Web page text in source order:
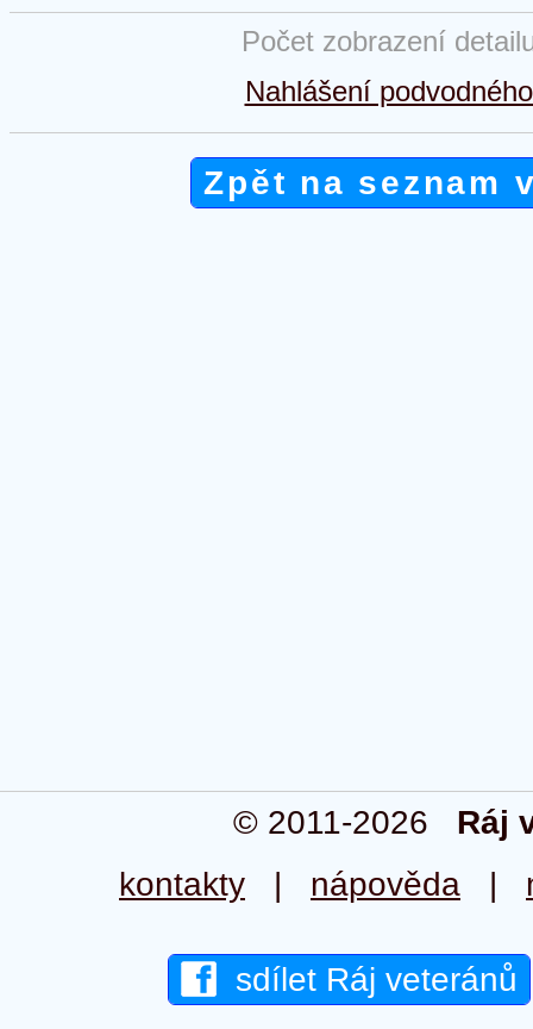
Počet zobrazení
Nahlášení
Zpět na seznam
© 2011-2026 Ráj
kontakty | nápověda |
sdílet Ráj veteránů